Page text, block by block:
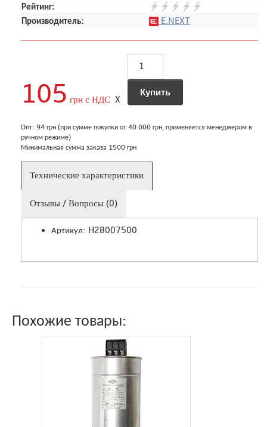
Рейтинг:
Производитель:
E.NEXT
105 грн с НДС X
Опт: 94 грн (при сумме покупки от 40 000 грн, применяется менеджером в
ручном режиме)
Минимальная сумма заказа 1500 грн
Технические характеристики
Отзывы / Вопросы (0)
Артикул: H28007500
Похожие товары: